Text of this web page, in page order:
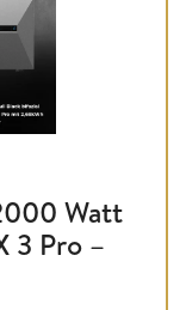
Watt
3 Pro –